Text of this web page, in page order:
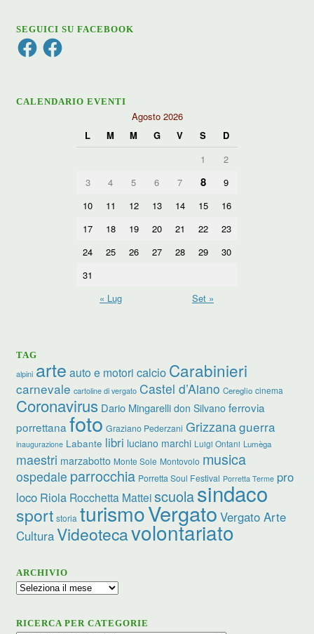
SEGUICI SU FACEBOOK
FacebookFacebook
CALENDARIO EVENTI
Agosto 2026
L
M M G V S
D
1
2
3
4 5 6 7 8
9
10
11 12 13 14 15
16
17
18 19 20 21 22
23
24
25 26 27 28 29
30
31
« Lug
Set »
TAG
alpini arte auto e motori calcio Carabinieri
carnevale cartoline di vergato Castel d’Aiano Cereglio cinema
Coronavirus Dario Mingarelli don Silvano ferrovia
porrettana foto Graziano Pederzani Grizzanaguerra
inaugurazione Labante libri luciano marchi Luigi Ontani Lumèga
maestri marzabotto Monte Sole Montovolo musica
ospedale parrocchia Porretta Soul Festival Porretta Terme pro
loco Riola Rocchetta Matteiscuolasindaco
sport storia turismoVergato Vergato Arte
CulturaVideotecavolontariato
ARCHIVIO
Archivio
RICERCA PER CATEGORIE